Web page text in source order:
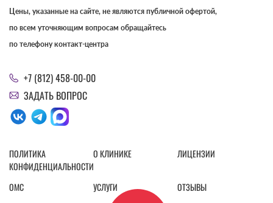
Цены, указанные на сайте, не являются публичной офертой,
по всем уточняющим вопросам обращайтесь
по телефону контакт-центра
+7 (812) 458-00-00
ЗАДАТЬ ВОПРОС
ПОЛИТИКА
КОНФИДЕНЦИАЛЬНОСТИ
О КЛИНИКЕ ЛИЦЕНЗИИ
ОМС УСЛУГИ
ОТЗЫВЫ